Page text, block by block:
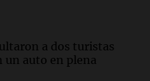
a dos turistas
un auto en plena